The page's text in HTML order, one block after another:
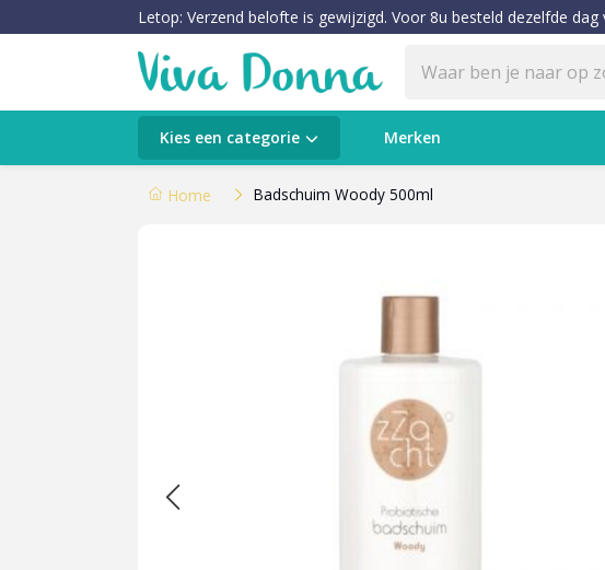
Letop: Verzend belofte is gewijzigd. Voor 8u besteld dezelfde
Kies een categorie Merken
Categorieën
Verzorging
Huidtypes & Huidcondities
Voeding & Gezondheid
Home Badschuim Woody 500ml